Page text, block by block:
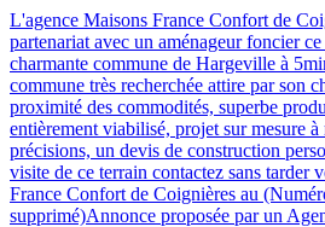
L'agence Maisons France Confort de
partenariat avec un aménageur foncier
charmante commune de Hargeville à
commune très recherchée attire par son
proximité des commodités, superbe
entièrement viabilisé, projet sur mesure
précisions, un devis de construction
visite de ce terrain contactez sans tarder
France Confort de Coignières au
supprimé)Annonce proposée par un